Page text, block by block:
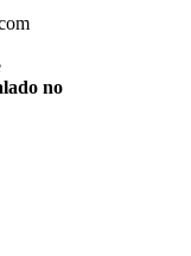
no